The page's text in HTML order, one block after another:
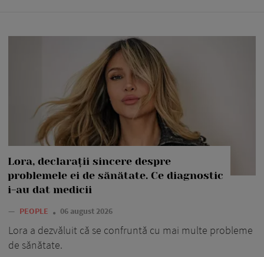
Lora, declarații sincere despre
problemele ei de sănătate. Ce diagnostic
i-au dat medicii
— PEOPLE 06 august 2026
Lora a dezvăluit că se confruntă cu mai multe probleme
de sănătate.